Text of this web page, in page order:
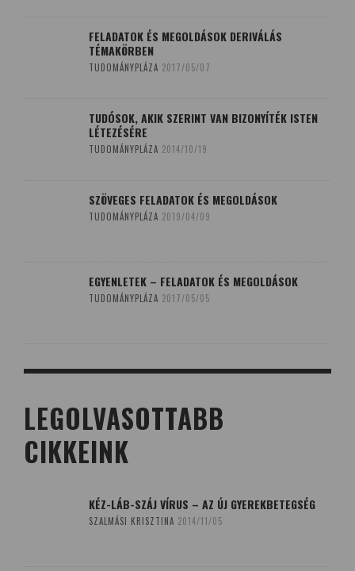
FELADATOK ÉS MEGOLDÁSOK DERIVÁLÁS
TÉMAKÖRBEN
TUDOMÁNYPLÁZA 2017/05/07
TUDÓSOK, AKIK SZERINT VAN BIZONYÍTÉK ISTEN
LÉTEZÉSÉRE
TUDOMÁNYPLÁZA 2014/10/19
SZÖVEGES FELADATOK ÉS MEGOLDÁSOK
TUDOMÁNYPLÁZA 2019/04/09
EGYENLETEK – FELADATOK ÉS MEGOLDÁSOK
TUDOMÁNYPLÁZA 2017/05/05
LEGOLVASOTTABB
CIKKEINK
KÉZ-LÁB-SZÁJ VÍRUS – AZ ÚJ GYEREKBETEGSÉG
SZALMÁSI KRISZTINA 2014/11/05